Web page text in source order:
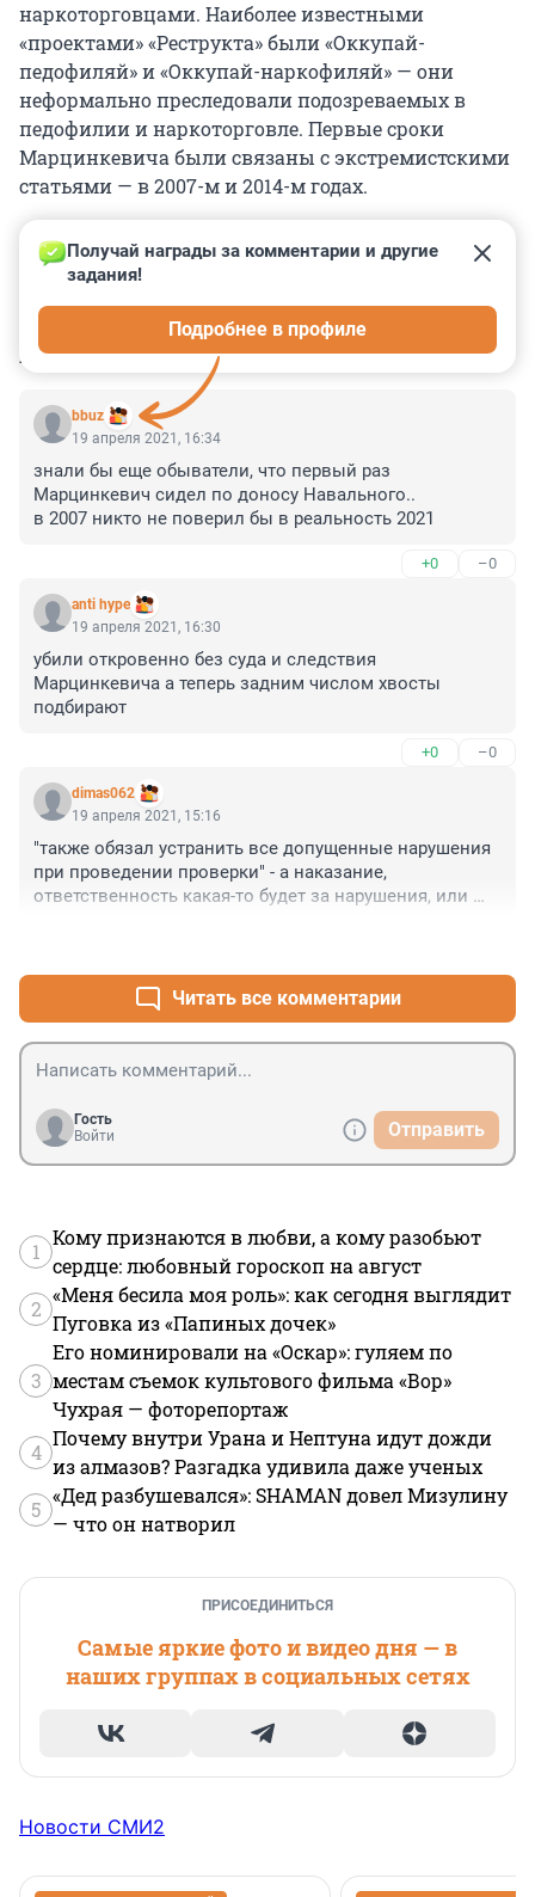
наркоторговцами. Наиболее известными
«проектами» «Реструкта» были «Оккупай-
педофиляй» и «Оккупай-наркофиляй» — они
неформально преследовали подозреваемых в
педофилии и наркоторговле. Первые сроки
Марцинкевича были связаны с экстремистскими
статьями — в 2007-м и 2014-м годах.
КОММЕНТАРИИ 3
bbuz
Получай награды за комментарии и другие
задания!
Подробнее в профиле
19 апреля 2021, 16:34
знали бы еще обыватели, что первый раз
Марцинкевич сидел по доносу Навального..
в 2007 никто не поверил бы в реальность 2021
+0 –0
anti hype
19 апреля 2021, 16:30
убили откровенно без суда и следствия
Марцинкевича а теперь задним числом хвосты
подбирают
+0 –0
dimas062
19 апреля 2021, 15:16
"также обязал устранить все допущенные нарушения
при проведении проверки" - а наказание,
ответственность какая-то будет за нарушения, или
Читать все комментарии
Гость
Войти
Отправить
1
Кому признаются в любви, а кому разобьют
сердце: любовный гороскоп на август
2
«Меня бесила моя роль»: как сегодня выглядит
Пуговка из «Папиных дочек»
3
Его номинировали на «Оскар»: гуляем по
местам съемок культового фильма «Вор»
Чухрая — фоторепортаж
4
Почему внутри Урана и Нептуна идут дожди
из алмазов? Разгадка удивила даже ученых
5
«Дед разбушевался»: SHAMAN довел Мизулину
— что он натворил
ПРИСОЕДИНИТЬСЯ
Самые яркие фото и видео дня — в
наших группах в социальных сетях
Новости СМИ2